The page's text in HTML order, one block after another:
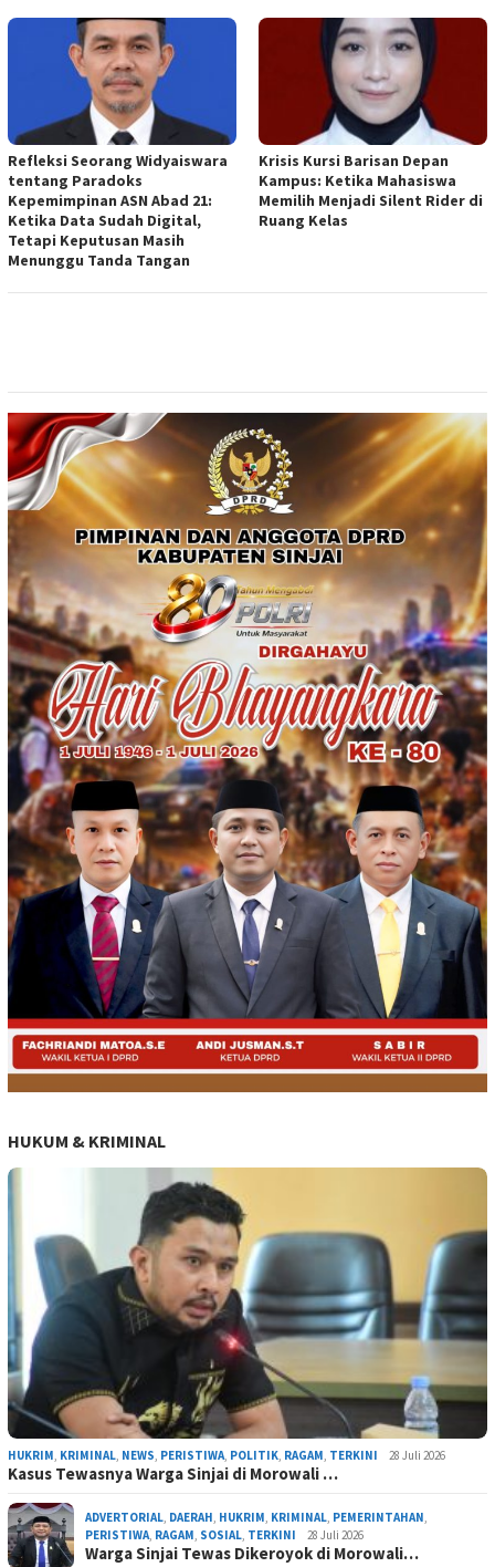
Refleksi Seorang Widyaiswara
tentang Paradoks
Kepemimpinan ASN Abad 21:
Ketika Data Sudah Digital,
Tetapi Keputusan Masih
Menunggu Tanda Tangan
Krisis Kursi Barisan Depan
Kampus: Ketika Mahasiswa
Memilih Menjadi Silent Rider di
Ruang Kelas
HUKUM & KRIMINAL
HUKRIM, KRIMINAL, NEWS, PERISTIWA, POLITIK, RAGAM, TERKINI 28 Juli 2026
Kasus Tewasnya Warga Sinjai di Morowali …
ADVERTORIAL, DAERAH, HUKRIM, KRIMINAL, PEMERINTAHAN,
PERISTIWA, RAGAM, SOSIAL, TERKINI 28 Juli 2026
Warga Sinjai Tewas Dikeroyok di Morowali…